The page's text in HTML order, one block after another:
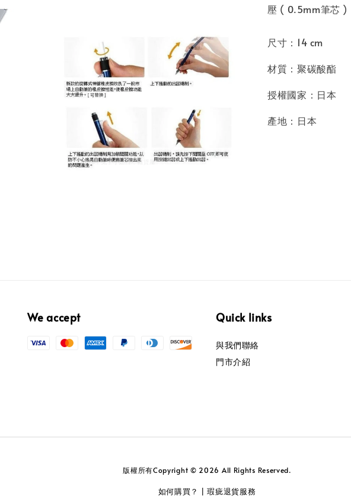
壓 ( 0.5mm筆芯 )
尺寸：14 cm
材質：聚碳酸酯
授權國家：日本
產地：日本
We accept Quick links
與我們聯絡
門市介紹
版權所有Copyright © 2026 All Rights Reserved.
如何購買？ |瑕疵退貨服務